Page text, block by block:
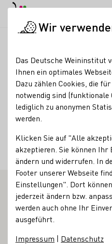
Max Günster
Kontakt
55424 Münster-Sarmsheim
Deutschland
Wir
Das Deutsche Weininstitut
Ihnen ein optimales
Dazu zählen Cookies, die
notwendig sind (funktionale
lediglich zu anonymen
werden.
Klicken Sie auf "Alle
akzeptieren. Sie können Ihr
ändern und widerrufen. In
Footer unserer Webseite
Einstellungen". Dort
jederzeit ändern bzw.
werden auch ohne Ihr
ausgeführt.
Impressum | Datenschutz